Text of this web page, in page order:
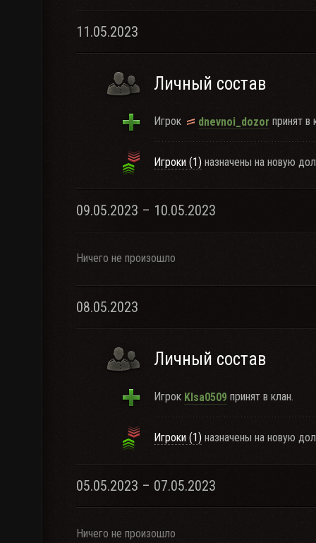
11.05.2023
Личный состав
Игрок dnevnoi_dozor принят в
Игроки (1) назначены на новую
09.05.2023 – 10.05.2023
Ничего не произошло
08.05.2023
Личный состав
Игрок KIsa0509 принят в клан.
Игроки (1) назначены на новую
05.05.2023 – 07.05.2023
Ничего не произошло